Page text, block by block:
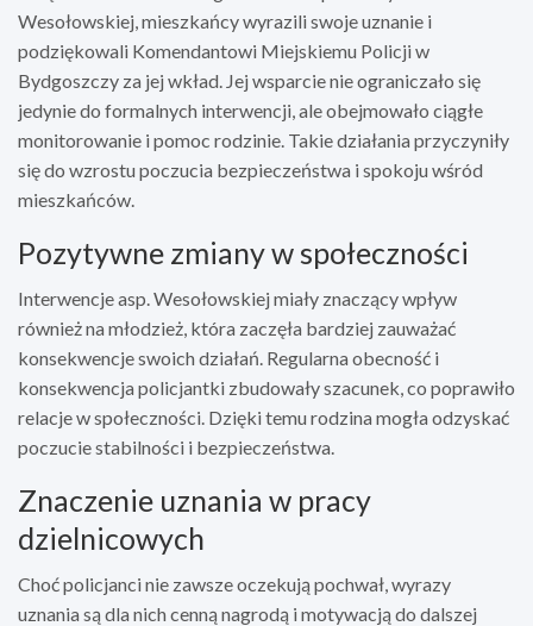
Wesołowskiej, mieszkańcy wyrazili swoje uznanie i
podziękowali Komendantowi Miejskiemu Policji w
Bydgoszczy za jej wkład. Jej wsparcie nie ograniczało się
jedynie do formalnych interwencji, ale obejmowało ciągłe
monitorowanie i pomoc rodzinie. Takie działania przyczyniły
się do wzrostu poczucia bezpieczeństwa i spokoju wśród
mieszkańców.
Pozytywne zmiany w społeczności
Interwencje asp. Wesołowskiej miały znaczący wpływ
również na młodzież, która zaczęła bardziej zauważać
konsekwencje swoich działań. Regularna obecność i
konsekwencja policjantki zbudowały szacunek, co poprawiło
relacje w społeczności. Dzięki temu rodzina mogła odzyskać
poczucie stabilności i bezpieczeństwa.
Znaczenie uznania w pracy
dzielnicowych
Choć policjanci nie zawsze oczekują pochwał, wyrazy
uznania są dla nich cenną nagrodą i motywacją do dalszej